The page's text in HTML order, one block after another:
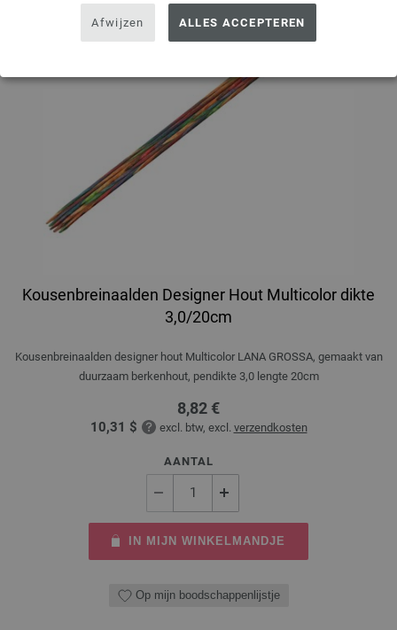
Afwijzen ALLES ACCEPTEREN
Kousenbreinaalden Designer Hout Multicolor dikte
3,0/20cm
Kousenbreinaalden designer hout Multicolor LANA GROSSA, gemaakt van
duurzaam berkenhout, pendikte 3,0 lengte 20cm
8,82 €
10,31 $ excl. btw, excl. verzendkosten
AANTAL
IN MIJN WINKELMANDJE
Op mijn boodschappenlijstje